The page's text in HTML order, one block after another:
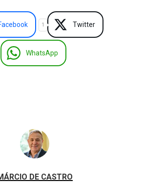
1 Twitter
WhatsApp
DE CASTRO